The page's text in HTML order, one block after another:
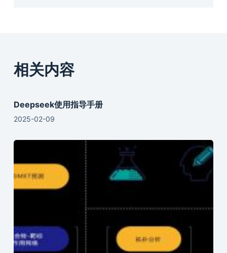
相关内容
Deepseek使用指导手册
2025-02-09